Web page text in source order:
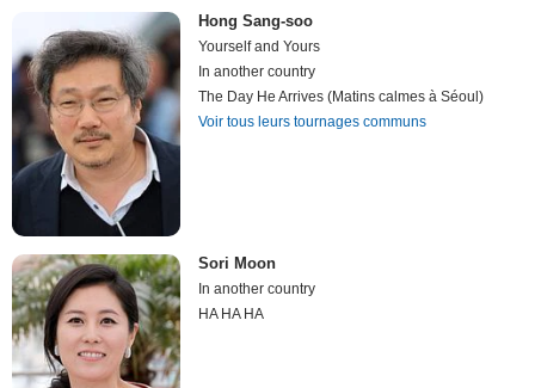
Hong Sang-soo
Yourself and Yours
In another country
The Day He Arrives (Matins calmes à Séoul)
Voir tous leurs tournages communs
Sori Moon
In another country
HA HA HA